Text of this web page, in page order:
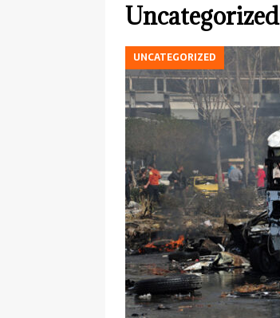
Uncategorized
UNCATEGORIZED